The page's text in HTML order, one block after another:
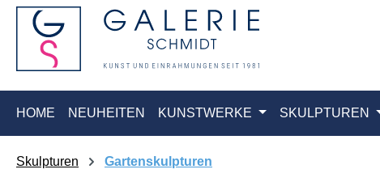
Zur Hauptnavigation springen
HOME NEUHEITEN KUNSTWERKE SKULPTUREN
Skulpturen Gartenskulpturen